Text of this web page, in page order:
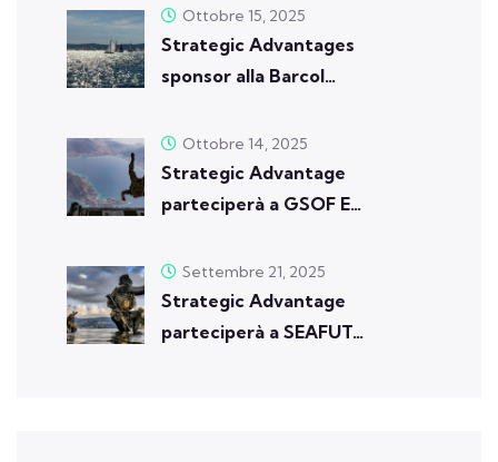
Strategic Advantages
sponsor alla Barcol…
Ottobre 15, 2025
Strategic Advantage
parteciperà a GSOF E…
Ottobre 14, 2025
Strategic Advantage
parteciperà a SEAFUT…
Settembre 21, 2025